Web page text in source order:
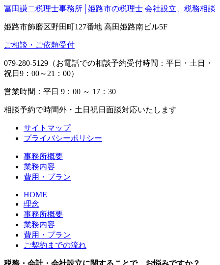
冨田謙二税理士事務所│姫路市の税理士 会社設立、税務相談
姫路市飾磨区野田町127番地 高田姫路南ビル5F
ご相談・ご依頼受付
079-280-5129（お電話での相談予約受付時間：平日・土日・
祝日9：00～21：00）
営業時間：平日 9：00 ～ 17：30
相談予約で時間外・土日祝日面談対応いたします
サイトマップ
プライバシーポリシー
事務所概要
業務内容
費用・プラン
HOME
理念
事務所概要
業務内容
費用・プラン
ご契約までの流れ
税務・会計・会社設立に関することで、お悩みですか？